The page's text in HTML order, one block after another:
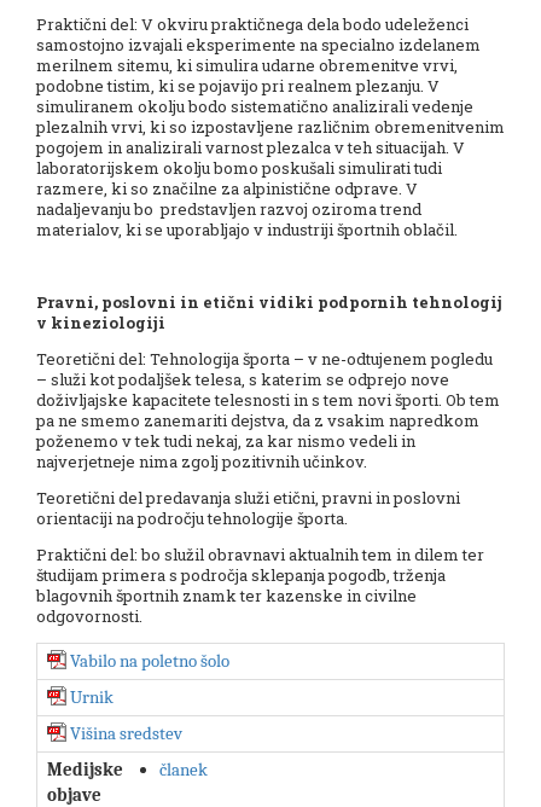
Praktični del: V okviru praktičnega dela bodo udeleženci
samostojno izvajali eksperimente na specialno izdelanem
merilnem sitemu, ki simulira udarne obremenitve vrvi,
podobne tistim, ki se pojavijo pri realnem plezanju. V
simuliranem okolju bodo sistematično analizirali vedenje
plezalnih vrvi, ki so izpostavljene različnim obremenitvenim
pogojem in analizirali varnost plezalca v teh situacijah. V
laboratorijskem okolju bomo poskušali simulirati tudi
razmere, ki so značilne za alpinistične odprave. V
nadaljevanju bo predstavljen razvoj oziroma trend
materialov, ki se uporabljajo v industriji športnih oblačil.
Pravni, poslovni in etični vidiki podpornih tehnologij
v kineziologiji
Teoretični del: Tehnologija športa – v ne-odtujenem pogledu
– služi kot podaljšek telesa, s katerim se odprejo nove
doživljajske kapacitete telesnosti in s tem novi športi. Ob tem
pa ne smemo zanemariti dejstva, da z vsakim napredkom
poženemo v tek tudi nekaj, za kar nismo vedeli in
najverjetneje nima zgolj pozitivnih učinkov.
Teoretični del predavanja služi etični, pravni in poslovni
orientaciji na področju tehnologije športa.
Praktični del: bo služil obravnavi aktualnih tem in dilem ter
študijam primera s področja sklepanja pogodb, trženja
blagovnih športnih znamk ter kazenske in civilne
odgovornosti.
Vabilo na poletno šolo
Urnik
Višina sredstev
Medijske
objave
članek